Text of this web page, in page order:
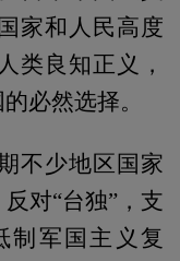
家和人民高度
类良知正义，
必然选择。
不少地区国家
对“台独”，支
制军国主义复